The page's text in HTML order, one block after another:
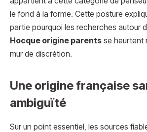
le fond à la forme. Cette posture
partie pourquoi les recherches autour
Hocque origine parents se heurtent
mur de discrétion.
Une origine française
ambiguïté
Sur un point essentiel, les sources